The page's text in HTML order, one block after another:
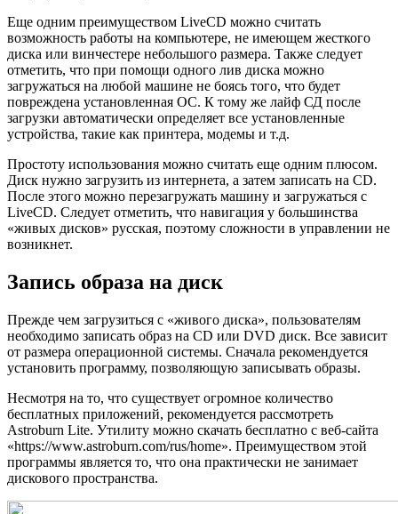
Еще одним преимуществом LiveCD можно считать
возможность работы на компьютере, не имеющем жесткого
диска или винчестере небольшого размера. Также следует
отметить, что при помощи одного лив диска можно
загружаться на любой машине не боясь того, что будет
повреждена установленная ОС. К тому же лайф СД после
загрузки автоматически определяет все установленные
устройства, такие как принтера, модемы и т.д.
Простоту использования можно считать еще одним плюсом.
Диск нужно загрузить из интернета, а затем записать на CD.
После этого можно перезагружать машину и загружаться с
LiveCD. Следует отметить, что навигация у большинства
«живых дисков» русская, поэтому сложности в управлении не
возникнет.
Запись образа на диск
Прежде чем загрузиться с «живого диска», пользователям
необходимо записать образ на CD или DVD диск. Все зависит
от размера операционной системы. Сначала рекомендуется
установить программу, позволяющую записывать образы.
Несмотря на то, что существует огромное количество
бесплатных приложений, рекомендуется рассмотреть
Astroburn Lite. Утилиту можно скачать бесплатно с веб-сайта
«https://www.astroburn.com/rus/home». Преимуществом этой
программы является то, что она практически не занимает
дискового пространства.